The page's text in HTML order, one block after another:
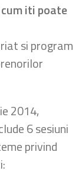
iti poate
si program
2014,
6 sesiuni
privind